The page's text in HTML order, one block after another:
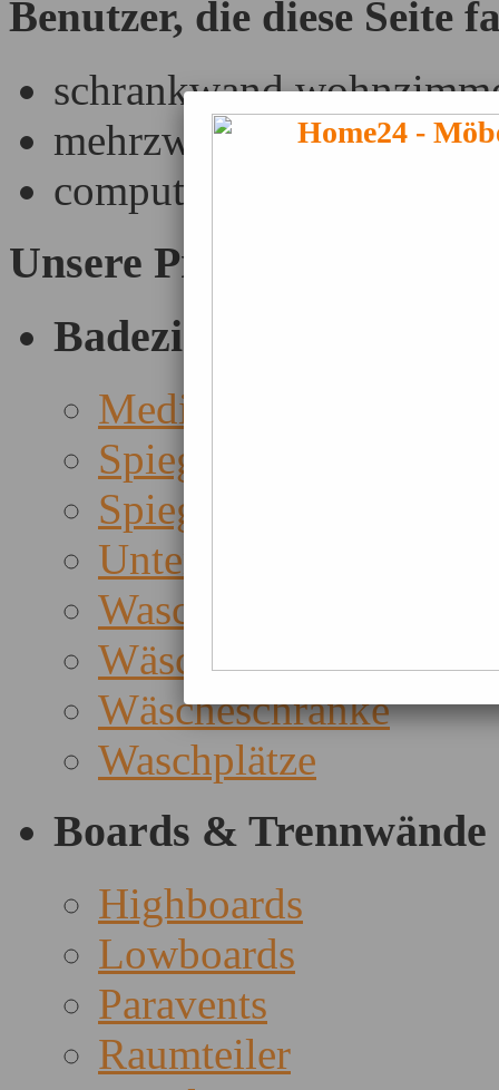
Benutzer, die diese Seite
schrankwand
mehrzweckschrank pc
computer schrankwand
Unsere Produkte
Badezimmer
Medizinschränke
Spiegel
Spiegelschränke
Unterschränke
Wäschekörbe
Wäscheschränke
Waschplätze
Boards & Trennwände
Highboards
Lowboards
Paravents
Raumteiler